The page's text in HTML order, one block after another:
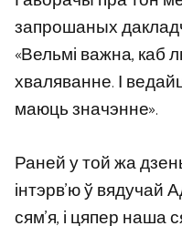
запрошаных
«Вельмі важна, каб
хваляванне. І
маюць значэнне».
Раней у той жа
інтэрв’ю ў вядучай
сям’я, і ​​цяпер наша